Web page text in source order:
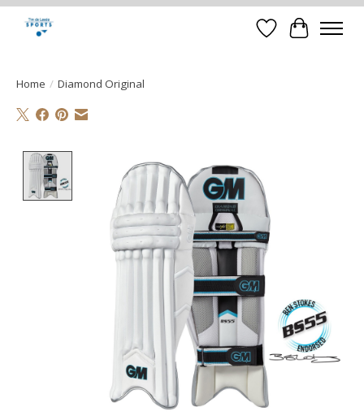
Verlanglijst
Home / Diamond Original
Product image slideshow Items